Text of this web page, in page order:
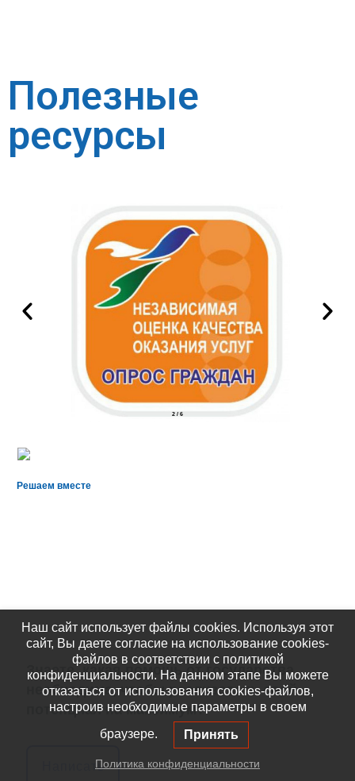
Полезные
ресурсы
2 / 6
Решаем вместе
Знаете, какая помощь от государства
необходима, чтобы реализовать свой
потенциал на максимум?
Написать
Наш сайт использует файлы cookies. Используя этот
сайт, Вы даете согласие на использование cookies-
файлов в соответствии с политикой
конфиденциальности. На данном этапе Вы можете
отказаться от использования cookies-файлов,
настроив необходимые параметры в своем
браузере. Принять
Политика конфиденциальности